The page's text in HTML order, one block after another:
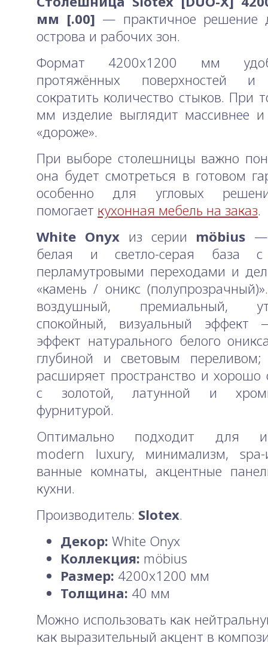
мм [.00] — практичное решение
острова и рабочих зон.
Формат 4200x1200 мм
протяжённых поверхностей и
сократить количество стыков. При
мм изделие выглядит массивнее и
«дороже».
При выборе столешницы важно
она будет смотреться в готовом
особенно для угловых
помогает кухонная мебель на заказ.
White Onyxиз серии möbius —
белая и светло-серая база
перламутровыми переходами и
«камень / оникс
воздушный, премиальный,
спокойный, визуальный эффект
эффект натурального белого
глубиной и световым переливом;
расширяет пространство и хорошо
с золотой, латунной и
фурнитурой.
Оптимально подходит для
modern luxury, минимализм, spa-
ванные комнаты, акцентные
кухни.
Производитель: Slotex.
Декор: White Onyx
Коллекция: möbius
Размер: 4200x1200 мм
Толщина: 40 мм
Можно использовать как
как выразительный акцент в